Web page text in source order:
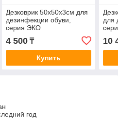
Дезковрик 50x50x3см для
дезинфекции обуви,
серия ЭКО
4 500₸
Купить
для
10
год